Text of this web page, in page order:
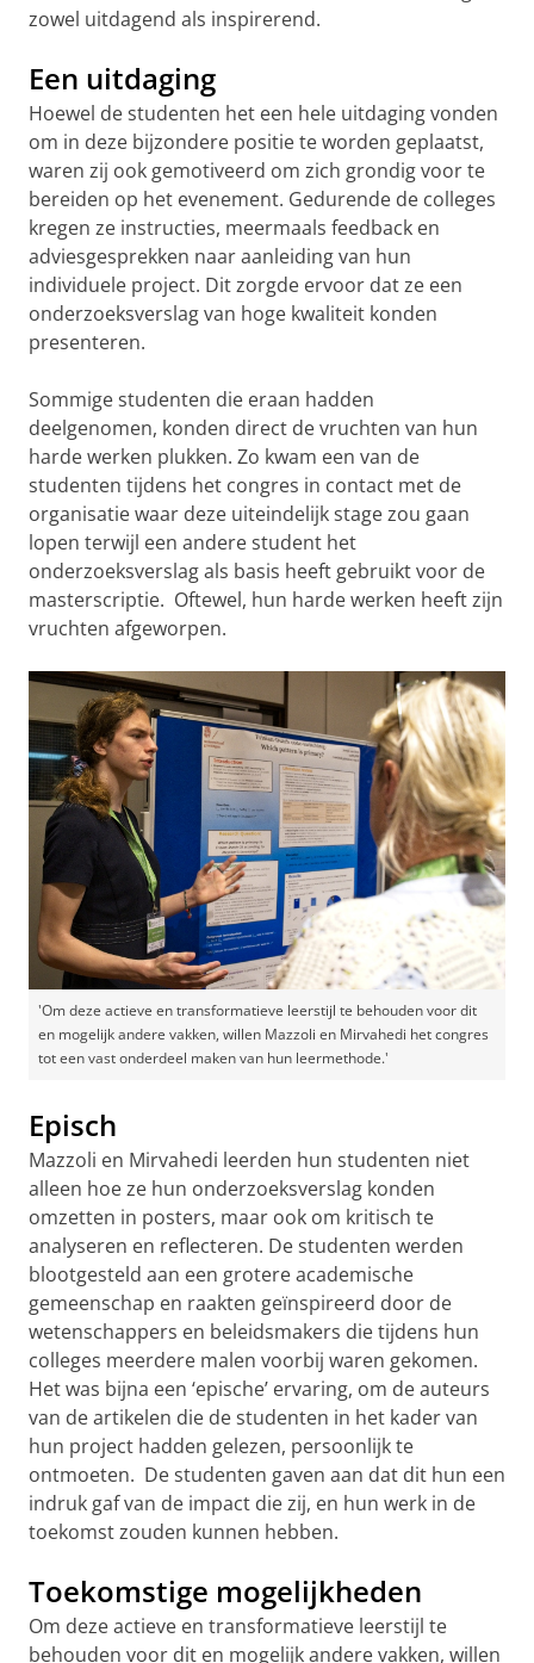
zowel uitdagend als inspirerend.
Een uitdaging
Hoewel de studenten het een hele uitdaging vonden
om in deze bijzondere positie te worden geplaatst,
waren zij ook gemotiveerd om zich grondig voor te
bereiden op het evenement. Gedurende de colleges
kregen ze instructies, meermaals feedback en
adviesgesprekken naar aanleiding van hun
individuele project. Dit zorgde ervoor dat ze een
onderzoeksverslag van hoge kwaliteit konden
presenteren.
Sommige studenten die eraan hadden
deelgenomen, konden direct de vruchten van hun
harde werken plukken. Zo kwam een van de
studenten tijdens het congres in contact met de
organisatie waar deze uiteindelijk stage zou gaan
lopen terwijl een andere student het
onderzoeksverslag als basis heeft gebruikt voor de
masterscriptie. Oftewel, hun harde werken heeft zijn
vruchten afgeworpen.
'Om deze actieve en transformatieve leerstijl te behouden voor dit
en mogelijk andere vakken, willen Mazzoli en Mirvahedi het congres
tot een vast onderdeel maken van hun leermethode.'
Episch
Mazzoli en Mirvahedi leerden hun studenten niet
alleen hoe ze hun onderzoeksverslag konden
omzetten in posters, maar ook om kritisch te
analyseren en reflecteren. De studenten werden
blootgesteld aan een grotere academische
gemeenschap en raakten geïnspireerd door de
wetenschappers en beleidsmakers die tijdens hun
colleges meerdere malen voorbij waren gekomen.
Het was bijna een ‘epische’ ervaring, om de auteurs
van de artikelen die de studenten in het kader van
hun project hadden gelezen, persoonlijk te
ontmoeten. De studenten gaven aan dat dit hun een
indruk gaf van de impact die zij, en hun werk in de
toekomst zouden kunnen hebben.
Toekomstige mogelijkheden
Om deze actieve en transformatieve leerstijl te
behouden voor dit en mogelijk andere vakken, willen